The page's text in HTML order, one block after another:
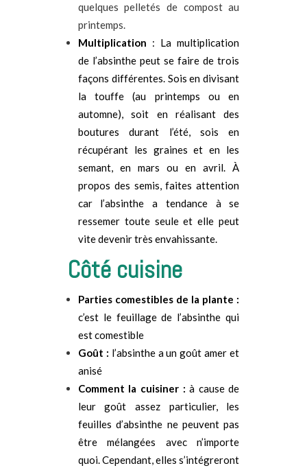
quelques pelletés de compost au
printemps.
Multiplication : La multiplication
de l’absinthe peutse faire de trois
façons différentes. Sois en divisant
la touffe (au printemps ou en
automne), soit en réalisant des
boutures durant l’été, sois en
récupérant les graines et en les
semant, en mars ou en avril. À
propos des semis, faites attention
car l’absinthe a tendance à se
ressemer toute seule et elle peut
vite devenirtrès envahissante.
Côté cuisine
Parties comestibles de la plante :
c’est le feuillage de l’absinthe qui
est comestible
Goût : l’absinthe a un goût amer et
anisé
Comment la cuisiner :à cause de
leur goût assez particulier, les
feuilles d’absinthe ne peuvent pas
être mélangées avec n’importe
quoi. Cependant, elles s’intégreront